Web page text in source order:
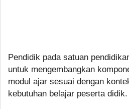
Pendidik pada satuan
untuk mengembangkan
modul ajar sesuai dengan
kebutuhan belajar peserta didik.